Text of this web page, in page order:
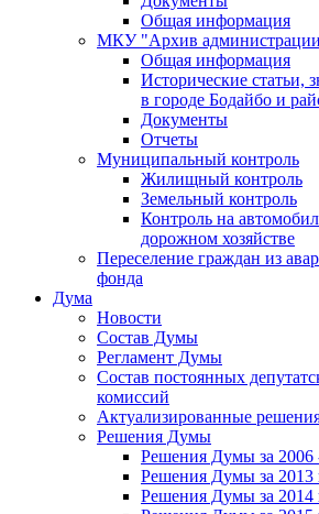
Общая информация
МКУ "Архив администрации
Общая информация
Исторические статьи,
в городе Бодайбо и
Документы
Отчеты
Муниципальный контроль
Жилищный контроль
Земельный контроль
Контроль на
дорожном хозяйстве
Переселение граждан из
фонда
Дума
Новости
Состав Думы
Регламент Думы
Состав постоянных
комиссий
Актуализированные
Решения Думы
Решения Думы за 2006
Решения Думы за 2013
Решения Думы за 2014